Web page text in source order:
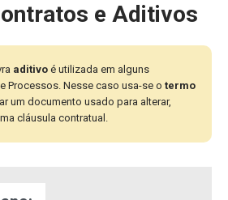
e Aditivos
aditivo é utilizada em alguns
Processos. Nesse caso usa-se o termo
um documento usado para alterar,
cláusula contratual.